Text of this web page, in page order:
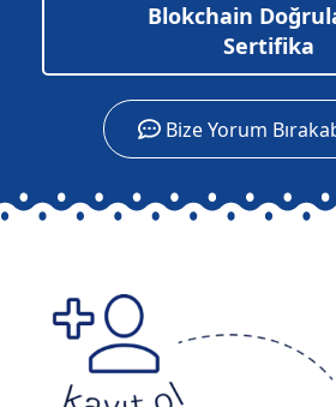
Blokchain
Sertifika
Bize Yorum